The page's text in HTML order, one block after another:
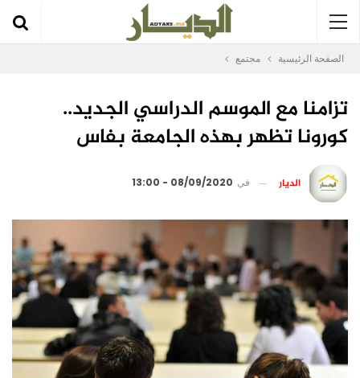
الصفحة الرئيسية مجتمع
تزامنا مع الموسم الدراسي الجديد..
كورونا تظهر بهذه الجامعة بفاس
الديار في 08/09/2020 - 13:00